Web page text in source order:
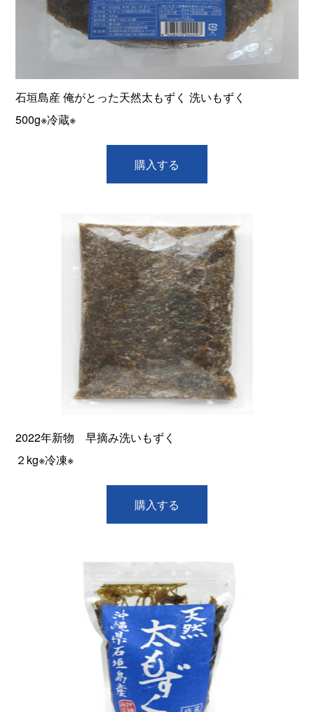
石垣島産 俺がとった天然太もずく 洗いもずく
500g※冷蔵※
購入する
2022年新物 早摘み洗いもずく
２kg※冷凍※
購入する